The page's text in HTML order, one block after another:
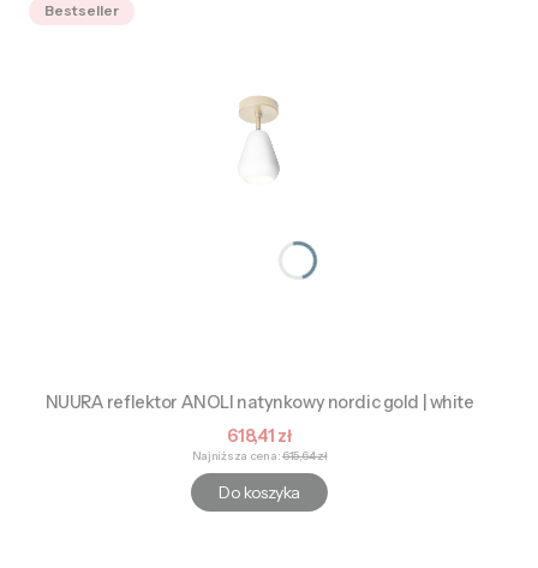
Bestseller
NUURA reflektor ANOLI natynkowy nordic gold | white
Cena promocyjna
618,41 zł
Najniższa cena:615,64 zł
Do koszyka